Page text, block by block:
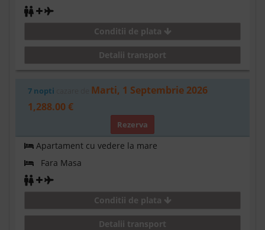
Conditii de plata
Detalii transport
7 nopti
Marti, 1 Septembrie 2026
1,288.00 €
Rezerva
Apartament cu vedere la mare
Fara Masa
Conditii de plata
Detalii transport